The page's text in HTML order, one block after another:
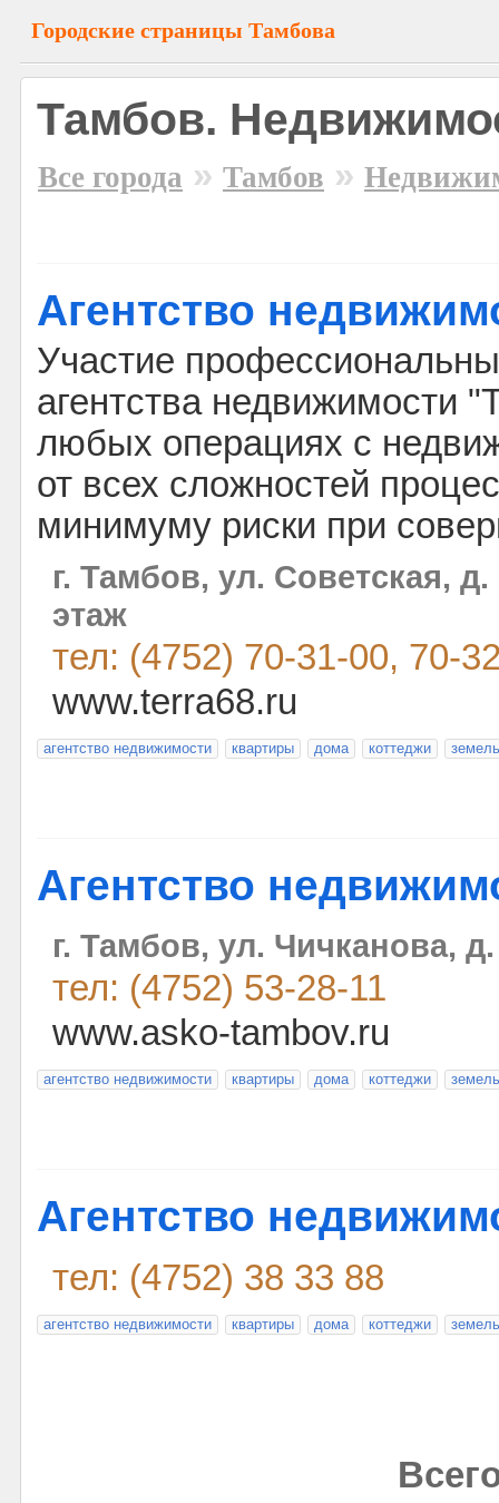
Городские страницы Тамбова
Тамбов.
Все города » Тамбов »
Агентство
Участие
агентства недвижимости
любых операциях с
от всех сложностей
минимуму риски при
г. Тамбов, ул. Советская,
этаж
тел: (4752) 70-31-00, 70-
www.terra68.ru
агентство недвижимости квартиры дома коттеджи
Агентство
г. Тамбов, ул. Чичканова,
тел: (4752) 53-28-11
www.asko-tambov.ru
агентство недвижимости квартиры дома коттеджи
Агентство
тел: (4752) 38 33 88
агентство недвижимости квартиры дома коттеджи